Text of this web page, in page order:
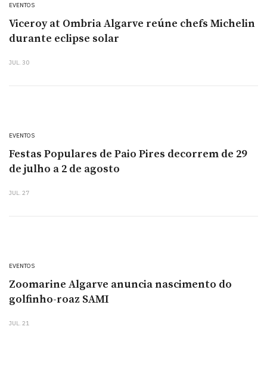
EVENTOS
Viceroy at Ombria Algarve reúne chefs Michelin
durante eclipse solar
JUL. 30
EVENTOS
Festas Populares de Paio Pires decorrem de 29
de julho a 2 de agosto
JUL. 27
EVENTOS
Zoomarine Algarve anuncia nascimento do
golfinho-roaz SAMI
JUL. 21